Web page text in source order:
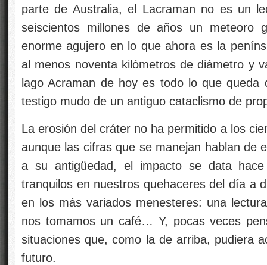
parte de Australia, el Lacraman no es un
seiscientos millones de años un meteoro
enorme agujero en lo que ahora es la
al menos noventa kilómetros de diámetro y
lago Acraman de hoy es todo lo que queda
testigo mudo de un antiguo cataclismo de
La erosión del cráter no ha permitido a los
aunque las cifras que se manejan hablan de
a su antigüedad, el impacto se data
tranquilos en nuestros quehaceres del día a
en los más variados menesteres: una
nos tomamos un café… Y, pocas veces
situaciones que, como la de arriba, pudiera
futuro.